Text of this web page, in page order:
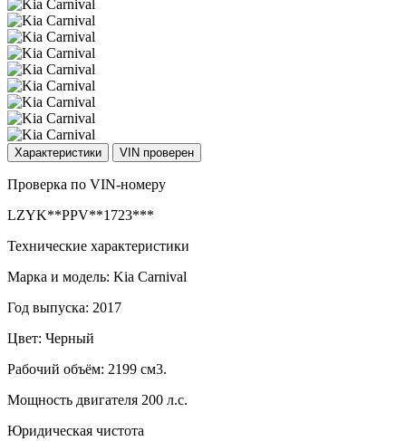
Характеристики VIN проверен
Проверка по VIN-номеру
LZYK**PPV**1723***
Технические характеристики
Марка и модель: Kia Carnival
Год выпуска: 2017
Цвет: Черный
Рабочий объём: 2199 см3.
Мощность двигателя 200 л.с.
Юридическая чистота